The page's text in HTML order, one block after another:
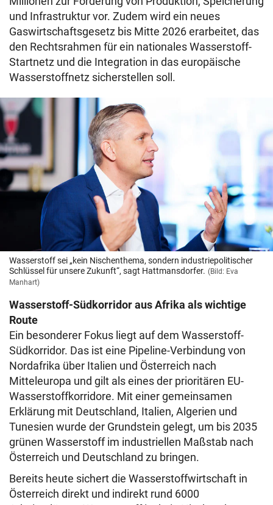
und Infrastruktur vor. Zudem wird ein neues
Gaswirtschaftsgesetz bis Mitte 2026 erarbeitet, das
den Rechtsrahmen für ein nationales Wasserstoff-
Startnetz und die Integration in das europäische
Wasserstoffnetz sicherstellen soll.
Wasserstoff sei „kein Nischenthema, sondern industriepolitischer
Schlüssel für unsere Zukunft“, sagt Hattmansdorfer. (Bild: Eva
Manhart)
Wasserstoff-Südkorridor aus Afrika als wichtige
Route
Ein besonderer Fokus liegt auf dem Wasserstoff-
Südkorridor. Das ist eine Pipeline-Verbindung von
Nordafrika über Italien und Österreich nach
Mitteleuropa und gilt als eines der prioritären EU-
Wasserstoffkorridore. Mit einer gemeinsamen
Erklärung mit Deutschland, Italien, Algerien und
Tunesien wurde der Grundstein gelegt, um bis 2035
grünen Wasserstoff im industriellen Maßstab nach
Österreich und Deutschland zu bringen.
Bereits heute sichert die Wasserstoffwirtschaft in
Österreich direkt und indirekt rund 6000